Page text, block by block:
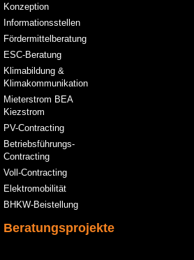
Konzeption
Informationsstellen
Fördermittelberatung
ESC-Beratung
Klimabildung &
Klimakommunikation
Mieterstrom BEA
Kiezstrom
PV-Contracting
Betriebsführungs-
Contracting
Voll-Contracting
Elektromobilität
BHKW-Beistellung
Beratungsprojekte